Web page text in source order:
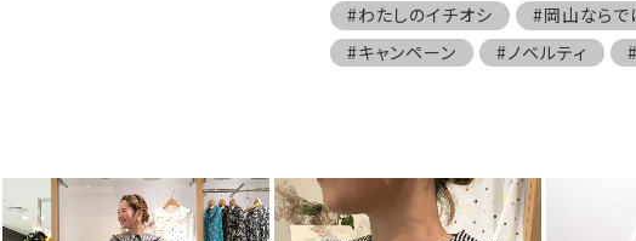
#わたしのイチオシ
#岡山ならで
#キャンペーン
#ノベルティ